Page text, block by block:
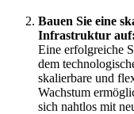
Bauen Sie eine
Infrastruktur auf:
Eine erfolgreiche
dem
skalierbare und
Wachstum
sich nahtlos mit